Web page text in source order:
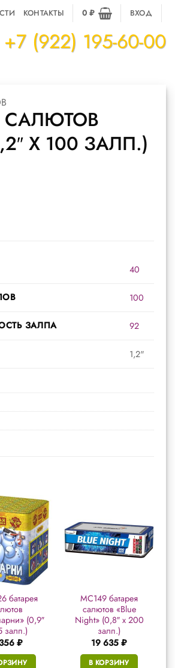
КОНТАКТЫ 0₽ ВХОД
+7 (922) 195-60-00
САЛЮТОВ
X 100 ЗАЛП.)
40
100
ЗАЛПА 92
1,2"
батарея
(0,9″
залп.)
₽
MC149 батарея
салютов «Blue
Night» (0,8″ х 200
залп.)
19 635₽
В КОРЗИНУ